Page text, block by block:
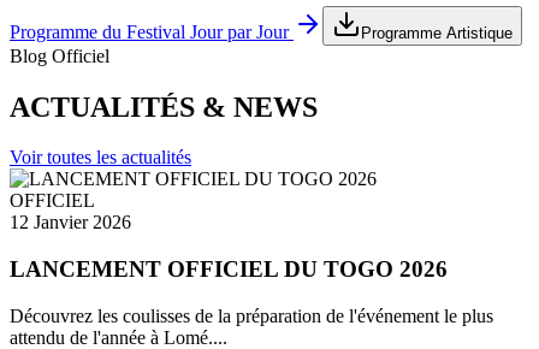
Programme du Festival Jour par Jour Programme Artistique
Blog Officiel
ACTUALITÉS & NEWS
Voir toutes les actualités
OFFICIEL
12 Janvier 2026
LANCEMENT OFFICIEL DU TOGO 2026
Découvrez les coulisses de la préparation de l'événement le plus
attendu de l'année à Lomé....